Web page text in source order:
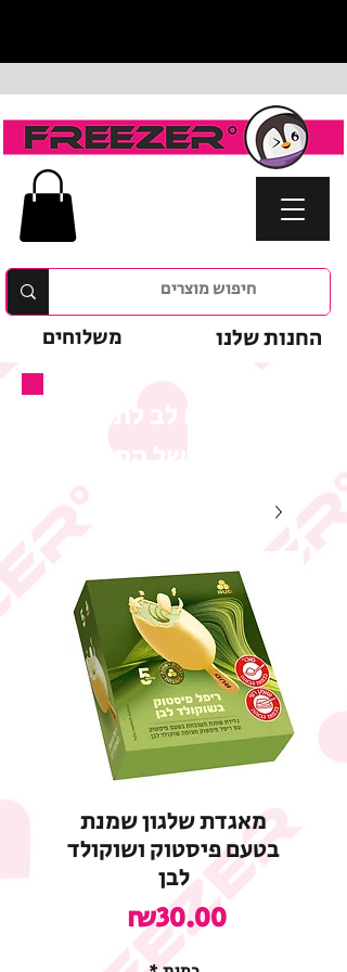
החנות שלנו משלוחים
המבצע של המוצר
מאגדת שלגון שמנת
בטעם פיסטוק ושוקולד
לבן
₪30.00